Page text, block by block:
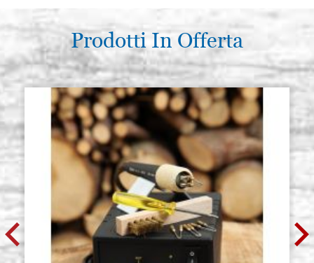
Prodotti In Offerta